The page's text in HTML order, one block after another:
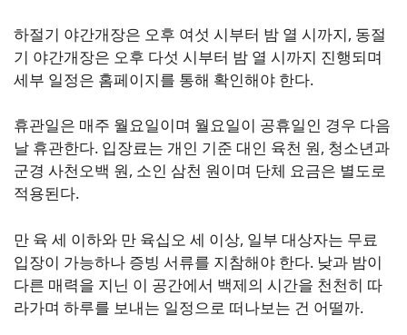
하절기 야간개장은 오후 여섯 시부터 밤 열 시까지, 동절
기 야간개장은 오후 다섯 시부터 밤 열 시까지 진행되며
세부 일정은 홈페이지를 통해 확인해야 한다.
휴관일은 매주 월요일이며 월요일이 공휴일인 경우 다음
날 휴관한다. 입장료는 개인 기준 대인 육천 원, 청소년과
군경 사천오백 원, 소인 삼천 원이며 단체 요금은 별도로
적용된다.
만 육 세 이하와 만 육십오 세 이상, 일부 대상자는 무료
입장이 가능하나 증빙 서류를 지참해야 한다. 낮과 밤이
다른 매력을 지닌 이 공간에서 백제의 시간을 천천히 따
라가며 하루를 보내는 일정으로 떠나보는 건 어떨까.